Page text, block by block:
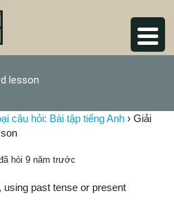
lesson
câu hỏi: Bài tập tiếng Anh › Giải
hỏi 9 năm trước
past tense or present